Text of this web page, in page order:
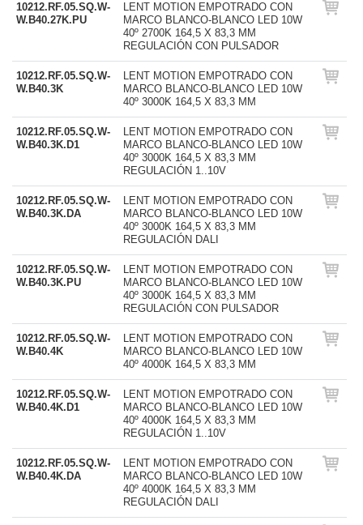
10212.RF.05.SQ.W-
W.B40.27K.PU
LENT MOTION EMPOTRADO CON
MARCO BLANCO-BLANCO LED 10W
40º 2700K 164,5 X 83,3 MM
REGULACIÓN CON PULSADOR
10212.RF.05.SQ.W-
W.B40.3K
LENT MOTION EMPOTRADO CON
MARCO BLANCO-BLANCO LED 10W
40º 3000K 164,5 X 83,3 MM
10212.RF.05.SQ.W-
W.B40.3K.D1
LENT MOTION EMPOTRADO CON
MARCO BLANCO-BLANCO LED 10W
40º 3000K 164,5 X 83,3 MM
REGULACIÓN 1..10V
10212.RF.05.SQ.W-
W.B40.3K.DA
LENT MOTION EMPOTRADO CON
MARCO BLANCO-BLANCO LED 10W
40º 3000K 164,5 X 83,3 MM
REGULACIÓN DALI
10212.RF.05.SQ.W-
W.B40.3K.PU
LENT MOTION EMPOTRADO CON
MARCO BLANCO-BLANCO LED 10W
40º 3000K 164,5 X 83,3 MM
REGULACIÓN CON PULSADOR
10212.RF.05.SQ.W-
W.B40.4K
LENT MOTION EMPOTRADO CON
MARCO BLANCO-BLANCO LED 10W
40º 4000K 164,5 X 83,3 MM
10212.RF.05.SQ.W-
W.B40.4K.D1
LENT MOTION EMPOTRADO CON
MARCO BLANCO-BLANCO LED 10W
40º 4000K 164,5 X 83,3 MM
REGULACIÓN 1..10V
10212.RF.05.SQ.W-
W.B40.4K.DA
LENT MOTION EMPOTRADO CON
MARCO BLANCO-BLANCO LED 10W
40º 4000K 164,5 X 83,3 MM
REGULACIÓN DALI